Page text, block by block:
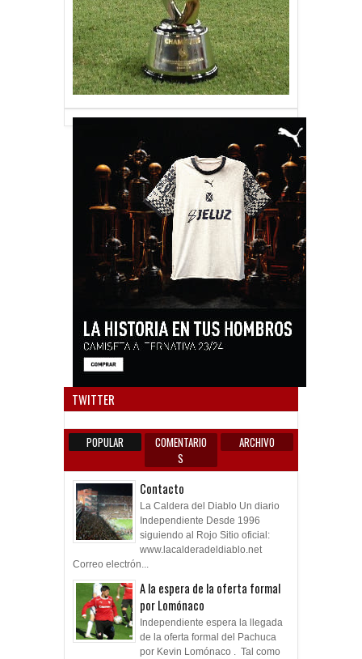
TWITTER
POPULAR
COMENTARIO
S
ARCHIVO
Contacto
La Caldera del Diablo Un diario
Independiente Desde 1996
siguiendo al Rojo Sitio oficial:
www.lacalderadeldiablo.net
Correo electrón...
A la espera de la oferta formal
por Lomónaco
Independiente espera la llegada
de la oferta formal del Pachuca
por Kevin Lomónaco . Tal como